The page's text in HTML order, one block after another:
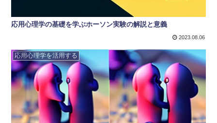
応用心理学の基礎を学ぶホーソン実験の解説と意義
2023.08.06
応用心理学を活用する